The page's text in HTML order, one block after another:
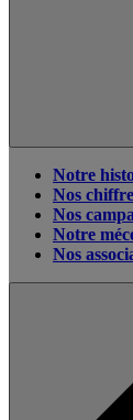
Notre
Nos
Nos
Notre
Nos